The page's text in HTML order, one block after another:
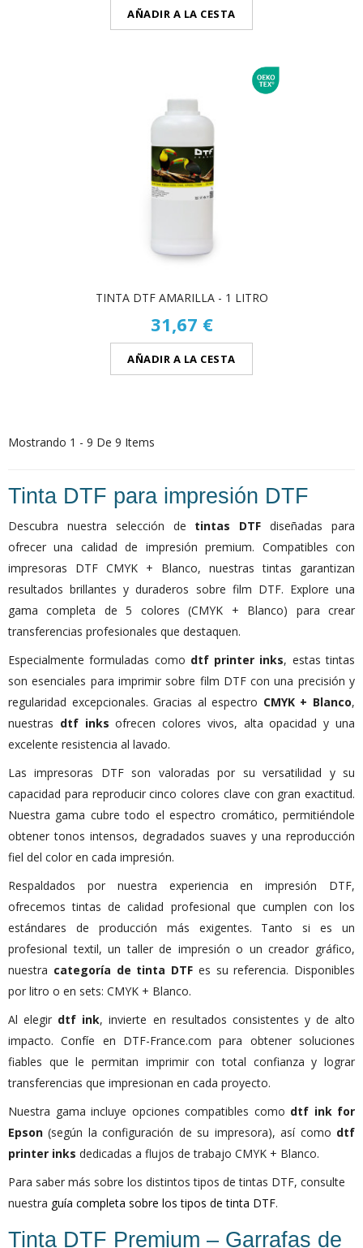
AÑADIR A LA CESTA
TINTA DTF AMARILLA - 1 LITRO
31,67 €
AÑADIR A LA CESTA
Mostrando 1 - 9 De 9 Items
Tinta DTF para impresión DTF
Descubra nuestra selección de tintas DTF diseñadas para
ofrecer una calidad de impresión premium. Compatibles con
impresoras DTF CMYK + Blanco, nuestras tintas garantizan
resultados brillantes y duraderos sobre film DTF. Explore una
gama completa de 5 colores (CMYK + Blanco) para crear
transferencias profesionales que destaquen.
Especialmente formuladas como dtf printer inks, estas tintas
son esenciales para imprimir sobre film DTF con una precisión y
regularidad excepcionales. Gracias al espectro CMYK + Blanco,
nuestras dtf inks ofrecen colores vivos, alta opacidad y una
excelente resistencia al lavado.
Las impresoras DTF son valoradas por su versatilidad y su
capacidad para reproducir cinco colores clave con gran exactitud.
Nuestra gama cubre todo el espectro cromático, permitiéndole
obtener tonos intensos, degradados suaves y una reproducción
fiel del color en cada impresión.
Respaldados por nuestra experiencia en impresión DTF,
ofrecemos tintas de calidad profesional que cumplen con los
estándares de producción más exigentes. Tanto si es un
profesional textil, un taller de impresión o un creador gráfico,
nuestra categoría de tinta DTF es su referencia. Disponibles
por litro o en sets: CMYK + Blanco.
Al elegir dtf ink, invierte en resultados consistentes y de alto
impacto. Confíe en DTF-France.com para obtener soluciones
fiables que le permitan imprimir con total confianza y lograr
transferencias que impresionan en cada proyecto.
Nuestra gama incluye opciones compatibles como dtf ink for
Epson (según la configuración de su impresora), así como dtf
printer inks dedicadas a flujos de trabajo CMYK + Blanco.
Para saber más sobre los distintos tipos de tintas DTF, consulte
nuestra guía completa sobre los tipos de tinta DTF.
Tinta DTF Premium – Garrafas de